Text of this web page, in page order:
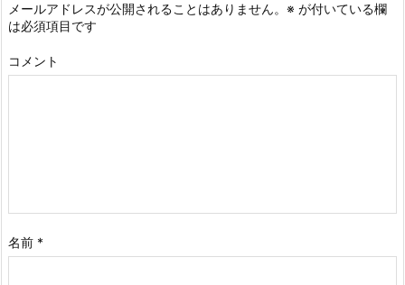
メールアドレスが公開されることはありません。 ※ が付いている欄
は必須項目です
コメント
名前 *